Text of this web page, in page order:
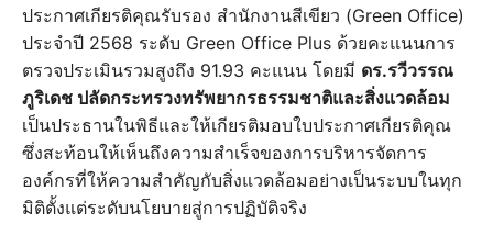
ประกาศเกียรติคุณรับรอง สำนักงานสีเขียว (Green Office)
ประจำปี 2568 ระดับ Green Office Plus ด้วยคะแนนการ
ตรวจประเมินรวมสูงถึง 91.93 คะแนน โดยมี ดร.รวีวรรณ
ภูริเดช ปลัดกระทรวงทรัพยากรธรรมชาติและสิ่งแวดล้อม
เป็นประธานในพิธีและให้เกียรติมอบใบประกาศเกียรติคุณ
ซึ่งสะท้อนให้เห็นถึงความสำเร็จของการบริหารจัดการ
องค์กรที่ให้ความสำคัญกับสิ่งแวดล้อมอย่างเป็นระบบในทุก
มิติตั้งแต่ระดับนโยบายสู่การปฏิบัติจริง